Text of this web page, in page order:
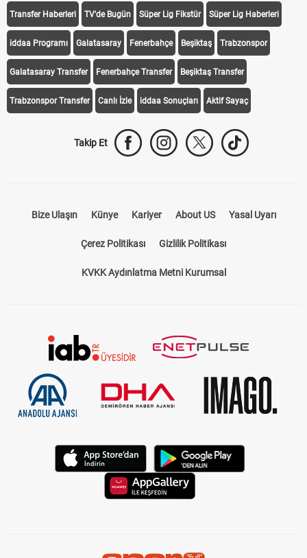
Transfer Haberleri TV'de Bugün Süper Lig Fikstür Süper Lig Haberleri
iddaa Programı Galatasaray Fenerbahçe Beşiktaş Trabzonspor
Galatasaray Transfer Fenerbahçe Transfer Beşiktaş Transfer
Trabzonspor Transfer Canlı İzle iddaa Sonuçları Aktif Sayaç
Takip Et
Bize Ulaşın Künye Kariyer About US Yasal Uyarı
Çerez Politikası Gizlilik Politikası
KVKK Aydınlatma Metni Kurumsal